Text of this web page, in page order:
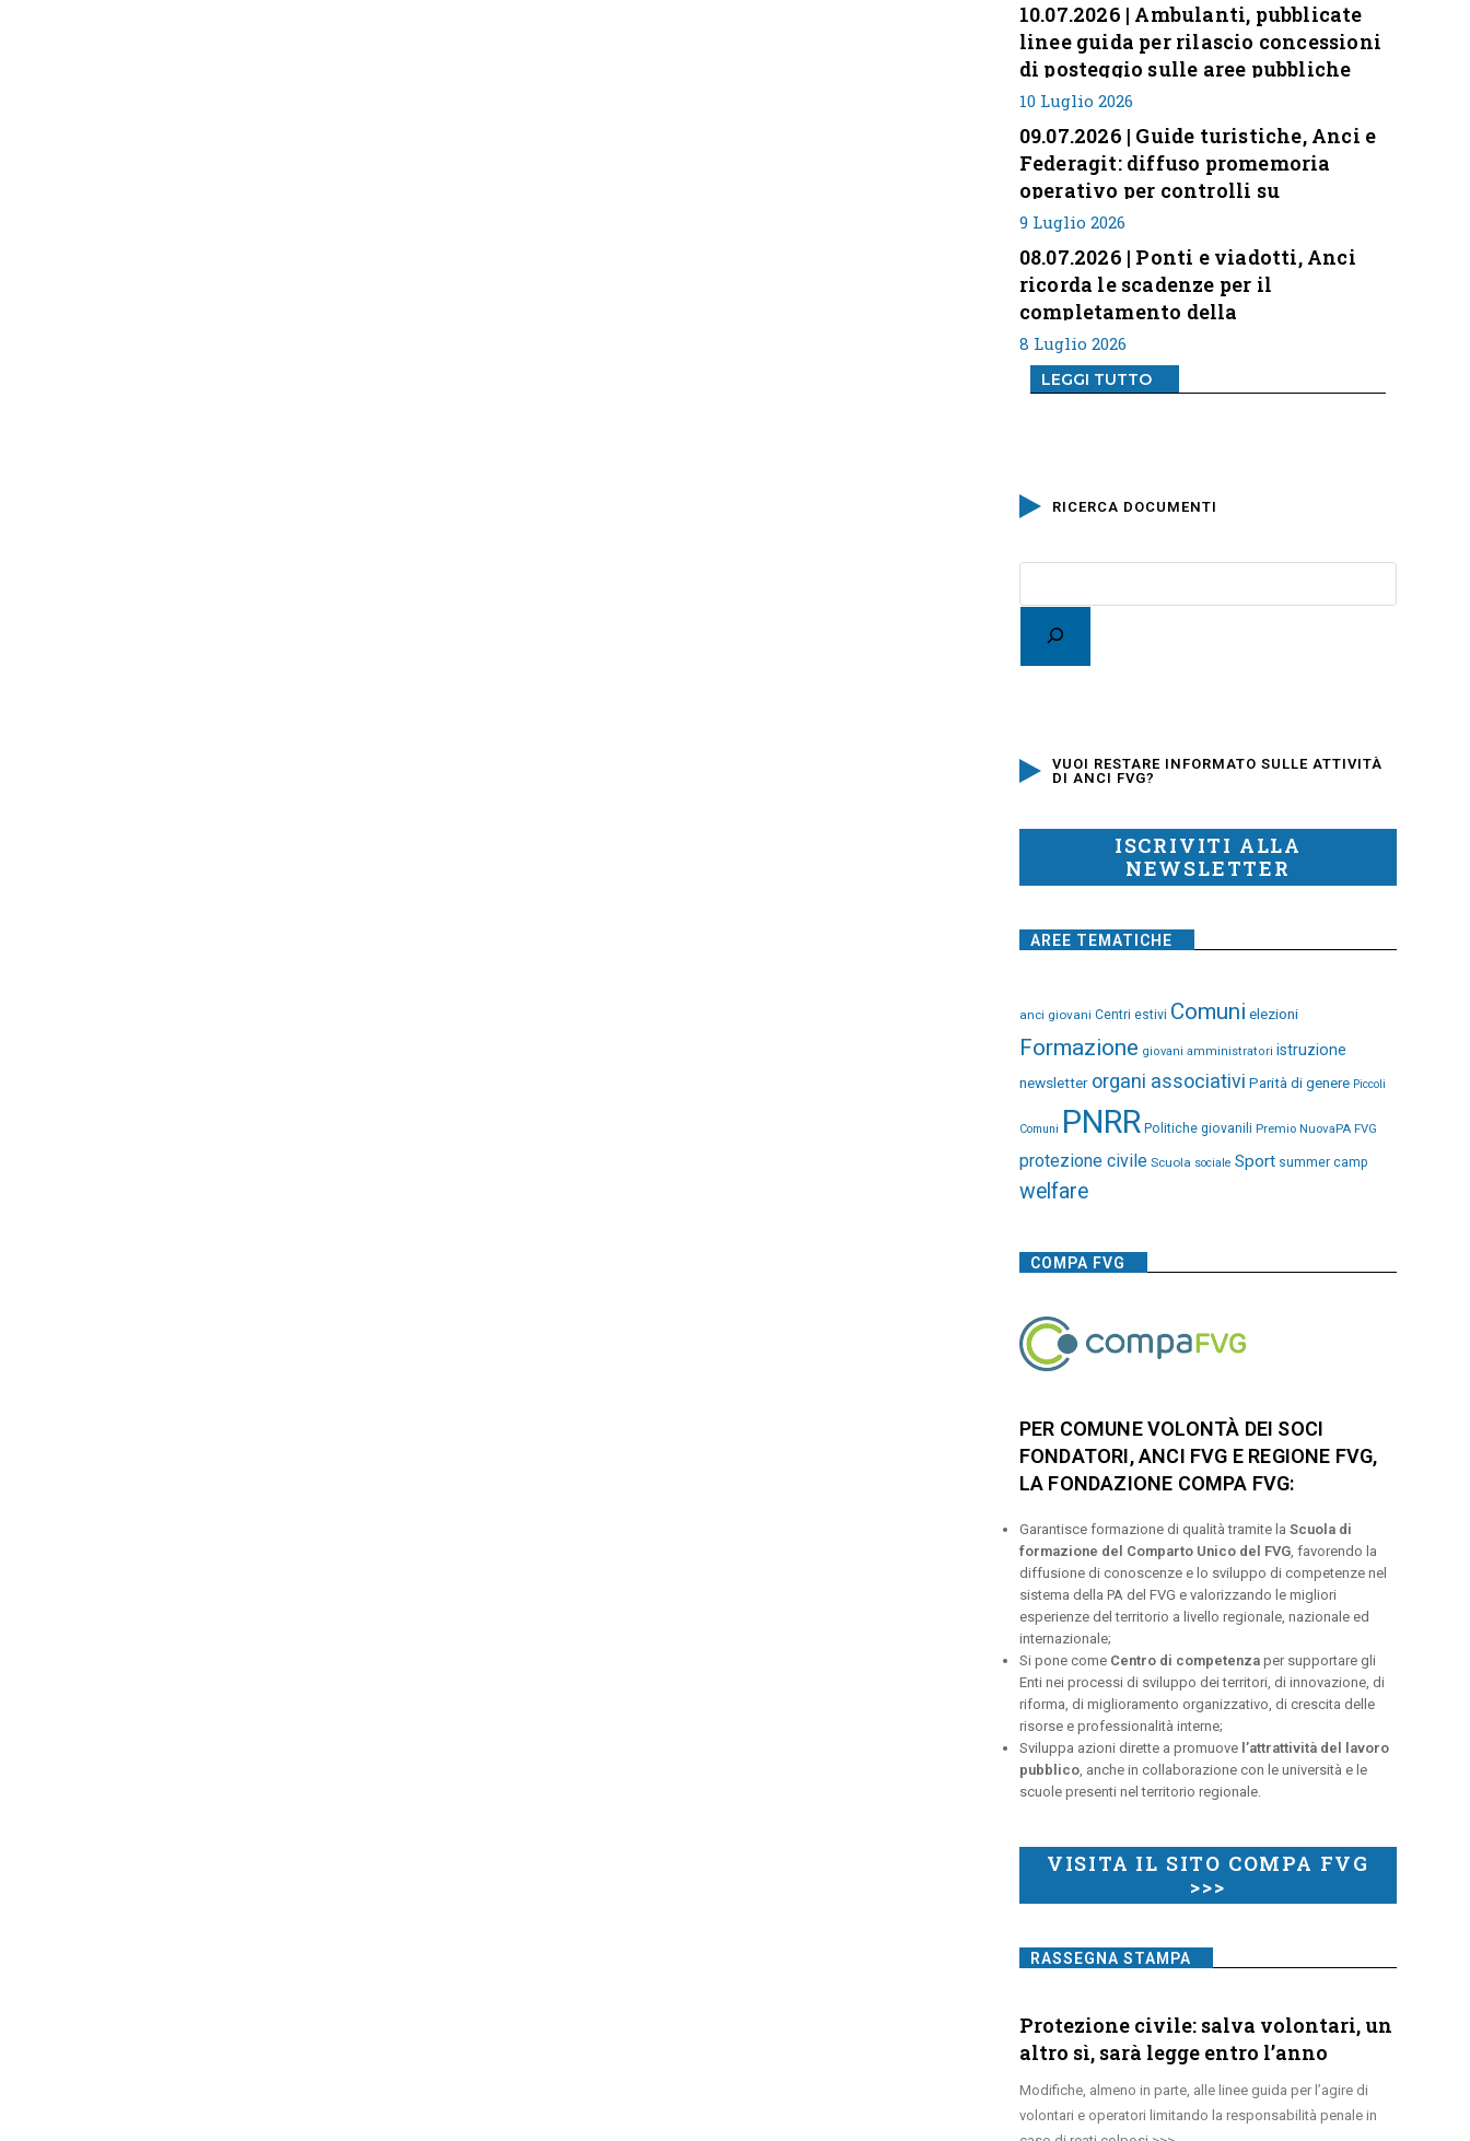
10.07.2026 | Ambulanti, pubblicate
linee guida per rilascio concessioni
di posteggio sulle aree pubbliche
10 Luglio 2026
09.07.2026 | Guide turistiche, Anci e
Federagit: diffuso promemoria
operativo per controlli su
professione
9 Luglio 2026
08.07.2026 | Ponti e viadotti, Anci
ricorda le scadenze per il
completamento della
classificazione del rischio
8 Luglio 2026
LEGGI TUTTO
RICERCA DOCUMENTI
VUOI RESTARE INFORMATO SULLE ATTIVITÀ
DI ANCI FVG?
ISCRIVITI ALLA
NEWSLETTER
AREE TEMATICHE
anci giovani Centri estivi Comuni elezioni
Formazione giovani amministratori istruzione
newsletter organi associativi Parità di genere Piccoli
Comuni PNRR Politiche giovanili Premio NuovaPA FVG
protezione civile Scuola sociale Sport summer camp
welfare
COMPA FVG
PER COMUNE VOLONTÀ DEI SOCI
FONDATORI, ANCI FVG E REGIONE FVG,
LA FONDAZIONE COMPA FVG:
Garantisce formazione di qualità tramite la Scuola di
formazione del Comparto Unico del FVG, favorendo la
diffusione di conoscenze e lo sviluppo di competenze nel
sistema della PA del FVG e valorizzando le migliori
esperienze del territorio a livello regionale, nazionale ed
internazionale;
Si pone come Centro di competenzaper supportare gli
Enti nei processi di sviluppo dei territori, di innovazione, di
riforma, di miglioramento organizzativo, di crescita delle
risorse e professionalità interne;
Sviluppa azioni dirette a promuove l’attrattività del lavoro
pubblico, anche in collaborazione con le università e le
scuole presenti nel territorio regionale.
VISITA IL SITO COMPA FVG
>>>
RASSEGNA STAMPA
Protezione civile: salva volontari, un
altro sì, sarà legge entro l’anno
Modifiche, almeno in parte, alle linee guida per l’agire di
volontari e operatori limitando la responsabilità penale in